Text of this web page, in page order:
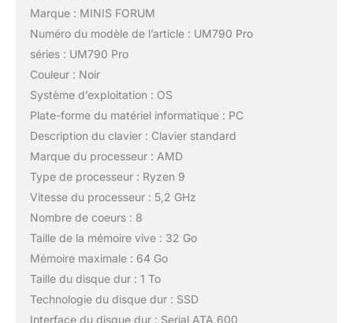
Marque : MINIS FORUM
Numéro du modèle de l’article : UM790 Pro
séries : UM790 Pro
Couleur : Noir
Système d’exploitation : OS
Plate-forme du matériel informatique : PC
Description du clavier : Clavier standard
Marque du processeur : AMD
Type de processeur : Ryzen 9
Vitesse du processeur : 5,2 GHz
Nombre de coeurs : 8
Taille de la mémoire vive : 32 Go
Mémoire maximale : 64 Go
Taille du disque dur : 1 To
Technologie du disque dur : SSD
Interface du disque dur : Serial ATA 600